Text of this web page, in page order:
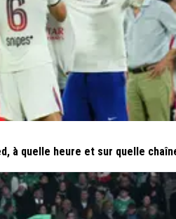
à quelle heure et sur quelle